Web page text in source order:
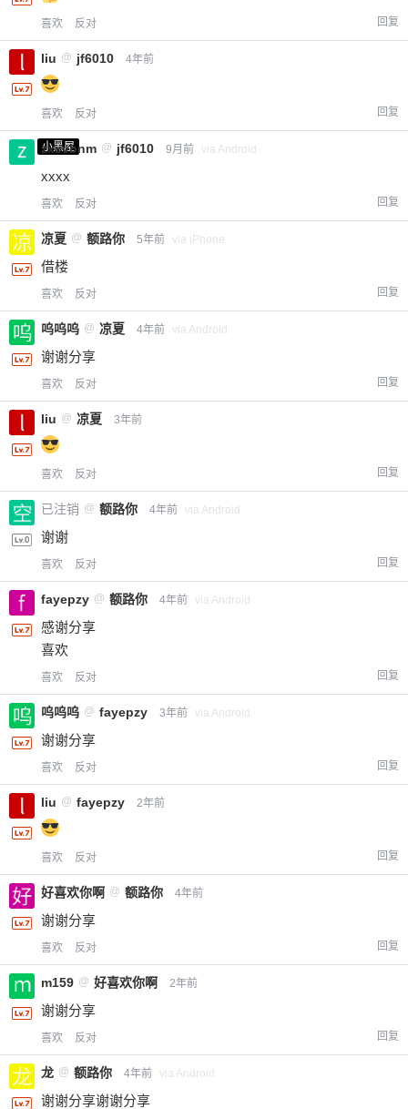
喜欢 反对 回复
liu @ jf6010 4年前
喜欢 反对 回复
小黑屋
zxcvbnm @ jf6010 9月前 via Android
xxxx
喜欢 反对 回复
凉夏 @ 额路你 5年前 via iPhone
借楼
喜欢 反对 回复
呜呜呜 @ 凉夏 4年前 via Android
谢谢分享
喜欢 反对 回复
liu @ 凉夏 3年前
喜欢 反对 回复
已注销 @ 额路你 4年前 via Android
谢谢
喜欢 反对 回复
fayepzy @ 额路你 4年前 via Android
感谢分享
喜欢
喜欢 反对 回复
呜呜呜 @ fayepzy 3年前 via Android
谢谢分享
喜欢 反对 回复
liu @ fayepzy 2年前
喜欢 反对 回复
好喜欢你啊 @ 额路你 4年前
谢谢分享
喜欢 反对 回复
m159 @ 好喜欢你啊 2年前
谢谢分享
喜欢 反对 回复
龙 @ 额路你 4年前 via Android
谢谢分享谢谢分享